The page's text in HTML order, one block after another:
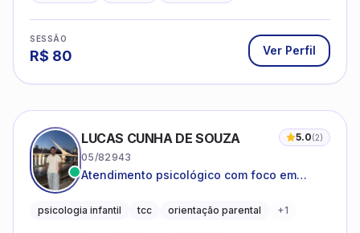
SESSÃO
R$ 80 Ver Perfil
LUCAS CUNHA DE SOUZA 5.0(2)
05/82943
Atendimento psicológico com foco em
promovendo equilíbrio emocional e
psicologia infantil tcc orientação parental +1